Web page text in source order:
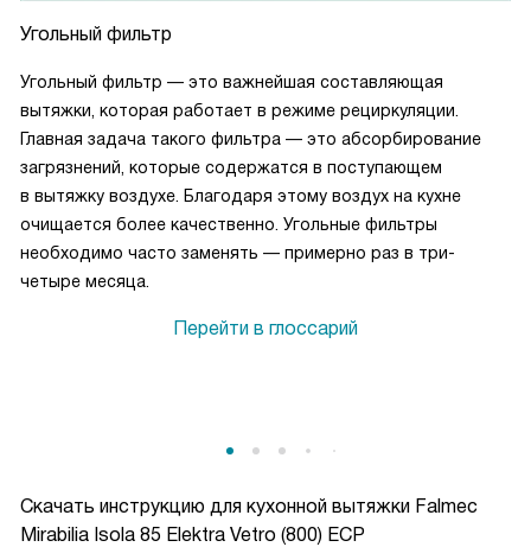
Скачать инструкцию для кухонной вытяжки Falmec
Mirabilia Isola 85 Elektra Vetro (800) ECP
Угольный фильтр
Угольный фильтр — это важнейшая составляющая
вытяжки, которая работает в режиме рециркуляции.
Главная задача такого фильтра — это абсорбирование
загрязнений, которые содержатся в поступающем
в вытяжку воздухе. Благодаря этому воздух на кухне
очищается более качественно. Угольные фильтры
необходимо часто заменять — примерно раз в три-
четыре месяца.
Перейти в глоссарий